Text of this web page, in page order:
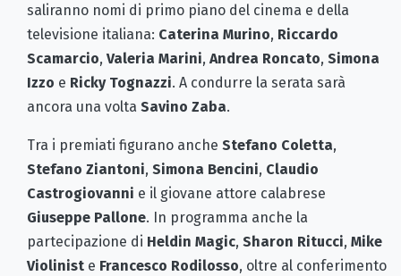
saliranno nomi di primo piano del cinema e della
televisione italiana: Caterina Murino, Riccardo
Scamarcio, Valeria Marini, Andrea Roncato, Simona
Izzo e Ricky Tognazzi. A condurre la serata sarà
ancora una volta Savino Zaba.
Tra i premiati figurano anche Stefano Coletta,
Stefano Ziantoni, Simona Bencini, Claudio
Castrogiovanni e il giovane attore calabrese
Giuseppe Pallone. In programma anche la
partecipazione di Heldin Magic, Sharon Ritucci, Mike
Violinist e Francesco Rodilosso, oltre al conferimento